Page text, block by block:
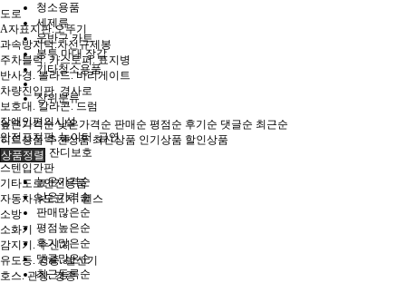
도로
A자표지판.오뚜기
과속방지턱.차선규제봉
주차블럭. 카스토퍼. 표지병
반사경. 볼라드. 바리게이트
차량진입판. 경사로
보호대. 칼라콘. 드럼
장애인편의시설
안전표지판. 놀이터. 금연
전면주차. 잔디보호
스텐입간판
기타도로안전용품
자동차유도표지. 휀스
소방
소화기
감지기. 수신기
유도등. 경종. 발신기
호스. 관창. 경종
청소용품
세제류
운반구.카트
봉투.마대.장갑
기타청소용품
상위분류
높은가격순 낮은가격순 판매순 평점순 후기순 댓글순 최근순
히트상품 추천상품 최신상품 인기상품 할인상품
상품정렬
높은가격순
낮은가격순
판매많은순
평점높은순
후기많은순
댓글많은순
최근등록순